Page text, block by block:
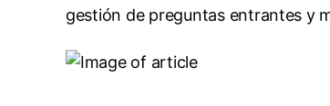
gestión de preguntas entrantes y